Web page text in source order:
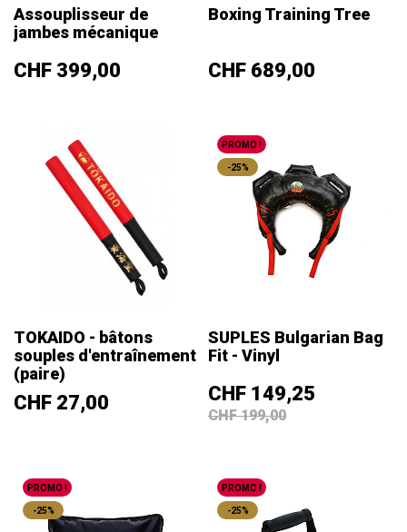
Assouplisseur de
jambes mécanique
Prix
CHF 399,00
Boxing Training Tree
Prix
CHF 689,00
TOKAIDO - bâtons
souples d'entraînement
(paire)
Prix
CHF 27,00
PROMO !
-25%
SUPLES Bulgarian Bag
Fit - Vinyl
Prix
CHF 149,25
CHF 199,00
PROMO !
-25%
PROMO !
-25%